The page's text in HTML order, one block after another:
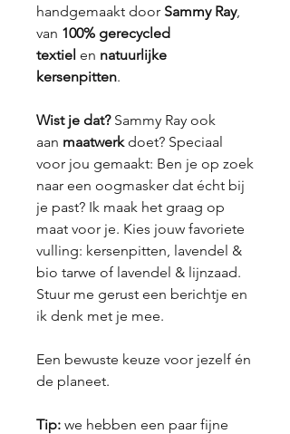
handgemaakt door Sammy Ray,
van 100% gerecycled
textiel en natuurlijke
kersenpitten.
Wist je dat?Sammy Ray ook
aan maatwerkdoet? Speciaal
voor jou gemaakt: Ben je op zoek
naar een oogmasker dat écht bij
je past? Ik maak het graag op
maat voor je. Kies jouw favoriete
vulling: kersenpitten, lavendel &
bio tarwe of lavendel & lijnzaad.
Stuur me gerust een berichtje en
ik denk met je mee.
Een bewuste keuze voor jezelf én
de planeet.
Tip: we hebben een paar fijne